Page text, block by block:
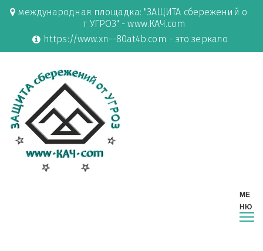
международная площадка: "ЗАЩИТА сбережений о
т УГРОЗ" - www.КАЧ.com
https://www.xn--80at4b.com - это зеркало